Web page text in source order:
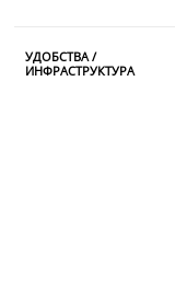
УДОБСТВА /
ИНФРАСТРУКТУРА